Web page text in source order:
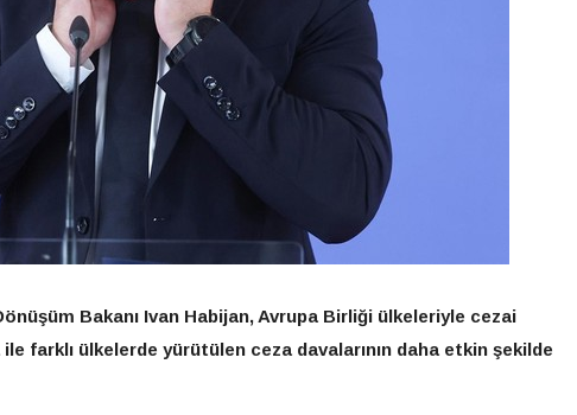
Bakanı Ivan Habijan, Avrupa Birliği ülkeleriyle cezai
farklı ülkelerde yürütülen ceza davalarının daha etkin şekilde